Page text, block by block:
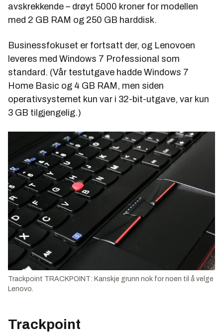
avskrekkende – drøyt 5000 kroner for modellen
med 2 GB RAM og 250 GB harddisk.
Businessfokuset er fortsatt der, og Lenovoen
leveres med Windows 7 Professional som
standard. (Vår testutgave hadde Windows 7
Home Basic og 4 GB RAM, men siden
operativsystemet kun var i 32-bit-utgave, var kun
3 GB tilgjengelig.)
Trackpoint TRACKPOINT: Kanskje grunn nok for noen til å velge
Lenovo.
Trackpoint